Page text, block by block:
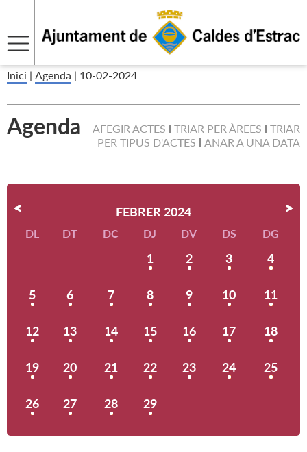
Inici | Agenda | 10-02-2024
Agenda AFEGIR ACTES TRIAR PER ÀREES
TRIAR
PER TIPUS D'ACTES
ANAR A UNA DATA
FEBRER 2024
DL DT DC DJ DV DS DG
1 2 3 4
5 6 7 8 9 10 11
12 13 14 15 16 17 18
19 20 21 22 23 24 25
26 27 28 29